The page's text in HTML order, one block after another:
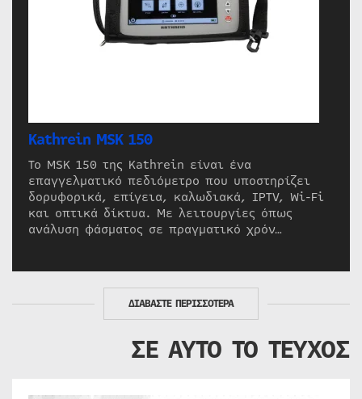
Kathrein MSK 150
Το MSK 150 της Kathrein είναι ένα
επαγγελματικό πεδιόμετρο που υποστηρίζει
δορυφορικά, επίγεια, καλωδιακά, IPTV, Wi-Fi
και οπτικά δίκτυα. Με λειτουργίες όπως
ανάλυση φάσματος σε πραγματικό χρόν…
ΔΙΑΒΑΣΤΕ ΠΕΡΙΣΣΟΤΕΡΑ
ΣΕ ΑΥΤΟ ΤΟ ΤΕΥΧΟΣ